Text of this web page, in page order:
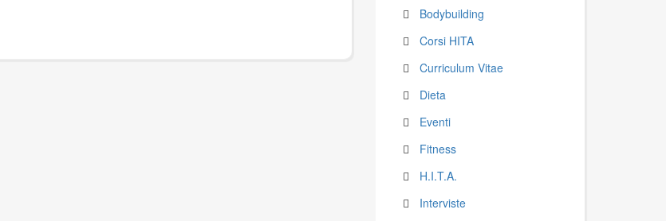
Bodybuilding
Corsi HITA
Curriculum Vitae
Dieta
Eventi
Fitness
H.I.T.A.
Interviste